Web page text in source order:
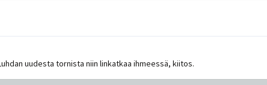
uudesta tornista niin linkatkaa ihmeessä, kiitos.